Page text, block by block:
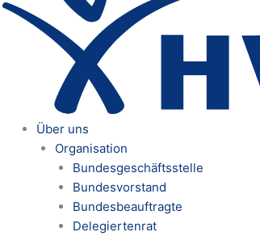
Über uns
Organisation
Bundesgeschäftsstelle
Bundesvorstand
Bundesbeauftragte
Delegiertenrat